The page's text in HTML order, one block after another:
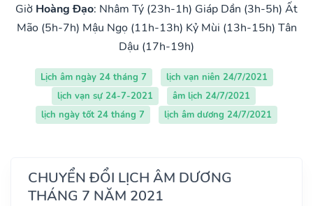
Giờ Hoàng Đạo: Nhâm Tý (23h-1h) Giáp Dần (3h-5h) Ất
Mão (5h-7h) Mậu Ngọ (11h-13h) Kỷ Mùi (13h-15h) Tân
Dậu (17h-19h)
Lịch âm ngày 24 tháng 7
lịch vạn niên 24/7/2021
lịch vạn sự 24-7-2021
âm lịch 24/7/2021
lịch ngày tốt 24 tháng 7
lịch âm dương 24/7/2021
CHUYỂN ĐỔI LỊCH ÂM DƯƠNG
THÁNG 7 NĂM 2021